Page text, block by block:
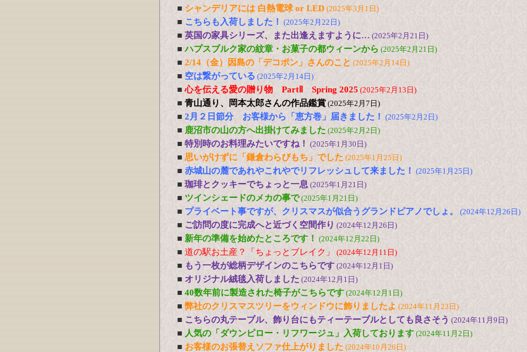
■ シャンデリアには 白熱電球 or LED (2025年3月1日)
■ こちらも入荷しました！ (2025年2月22日)
■ 英国の家具シリーズ、また出逢えますように… (2025年2月21日)
■ ハプスブルク家の紋章・お菓子の都ウィーンから (2025年2月21日)
■ 2/14（金）因島の「デコポン」さんのこと (2025年2月14日)
■ 空は繋がっている (2025年2月14日)
■ 心を伝える愛の贈り物 PartⅡ Spring 2025 (2025年2月13日)
■ 青山通り、岡本太郎さんの作品鑑賞 (2025年2月7日)
■ 2月２日節分 お客様から「恵方巻」届きました！ (2025年2月2日)
■ 鹿沼市の山の方へ出掛けてみました (2025年2月2日)
■ 特別時のお料理みたいですね！ (2025年1月30日)
■ 思いがけずに「鎌倉わらびもち」でした (2025年1月25日)
■ 赤城山の麓であれやこれやでリフレッシュして来ました！ (2025年1月25日)
■ 珈琲とクッキーでちょっと一息 (2025年1月21日)
■ ツインシェードのメカの事で(2025年1月21日)
■ プライベート事ですが、クリスマスが似合うグランドピアノでしょ。 (2024年12月26日)
■ ご訪問の度に完成へと近づく空間作り (2024年12月26日)
■ 新年の準備を始めたところです！ (2024年12月22日)
■ 道の駅お土産？「ちょっとブレイク」 (2024年12月11日)
■ もう一枚が総柄デザインのこちらです (2024年12月1日)
■ オリジナル絨毯入荷しました (2024年12月1日)
■ 40数年前に製造された椅子がこちらです (2024年12月1日)
■ 弊社のクリスマスツリーをウィンドウに飾りましたよ (2024年11月23日)
■ こちらの丸テーブル、飾り台にもティーテーブルとしても良さそう (2024年11月9日)
■ 人気の「ダウンピロー・リフワージュ」入荷しております (2024年11月2日)
■ お客様のお張替えソファ仕上がりました (2024年10月26日)